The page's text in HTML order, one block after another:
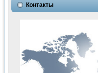
Симуляция
Разработка
Применение
Портативная
Устройство
Контакты